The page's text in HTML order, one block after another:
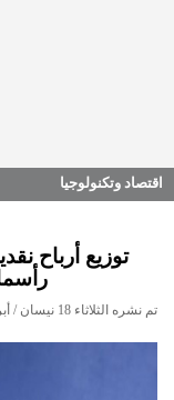
اقتصاد وتكنولوجيا
توزيع أرباح
رأسماله
تم نشره الثلاثاء 18 نيسان / أبريل 2023 05:08 مساءً